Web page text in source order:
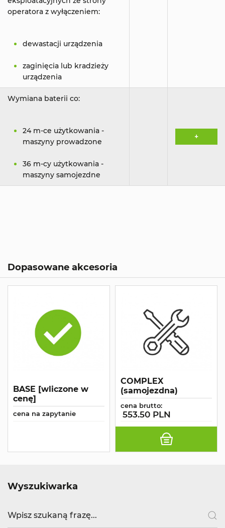
operatora z wyłączeniem:
dewastacji urządzenia
zaginięcia lub kradzieży
urządzenia
Wymiana baterii co:
24 m-ce użytkowania -
maszyny prowadzone
36 m-cy użytkowania -
maszyny samojezdne
+
Dopasowane akcesoria
BASE [wliczone w
cenę]
cena na zapytanie
COMPLEX
(samojezdna)
cena brutto:
553.50 PLN
Wyszukiwarka